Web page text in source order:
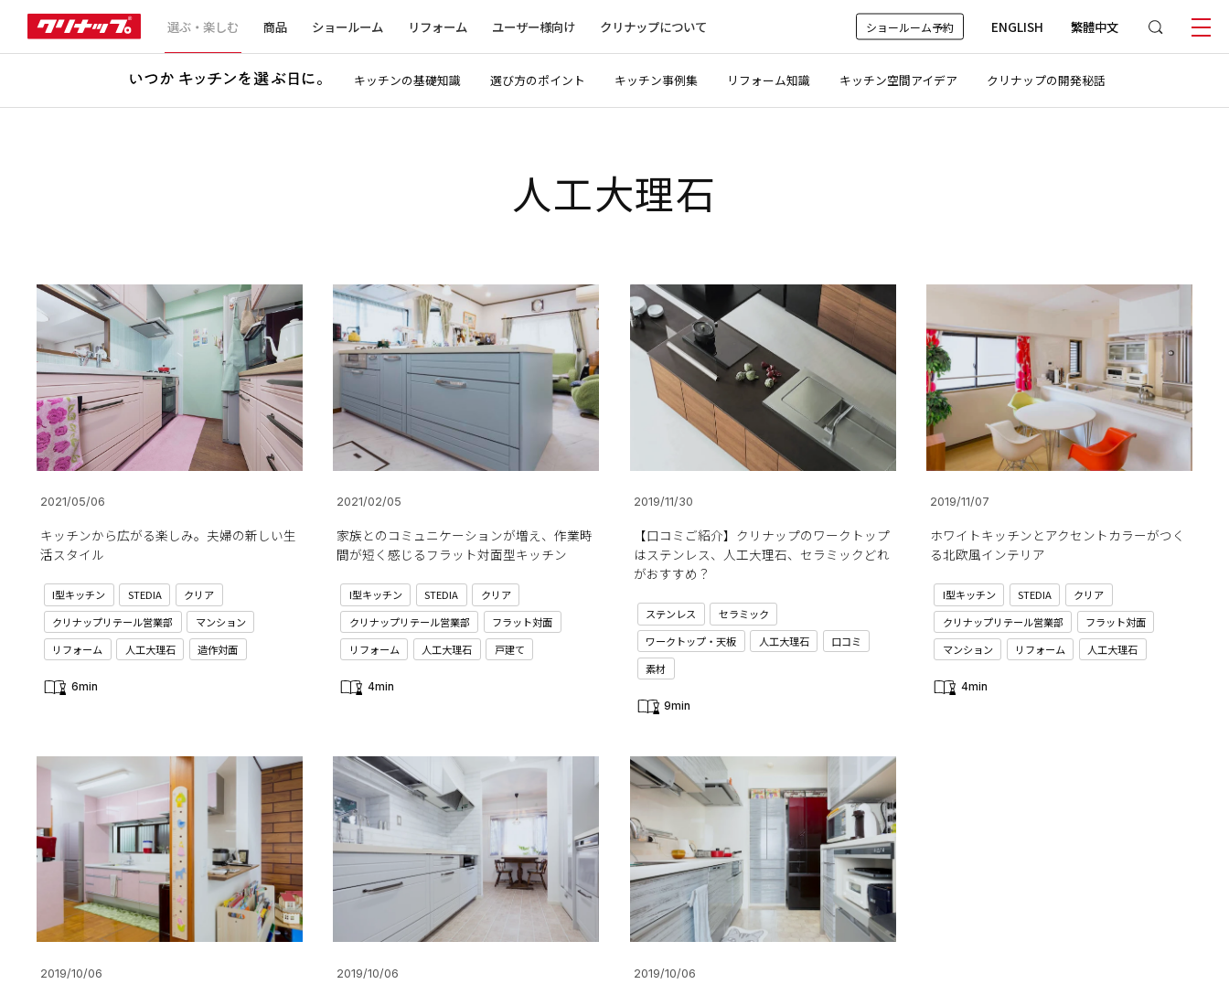
選ぶ・楽しむ 商品 ショールーム リフォーム ユーザー様向け クリナップについて ショールーム予約 ENGLISH 繁體中文
キッチンの基礎知識 選び方のポイント キッチン事例集 リフォーム知識 キッチン空間アイデア クリナップの開発秘話
人工大理石
2021/05/06
キッチンから広がる楽しみ。夫婦の新しい生
活スタイル
I型キッチン STEDIA
クリア
クリナップリテール営業部
マンション
リフォーム
人工大理石 造作対面
6min
2021/02/05
家族とのコミュニケーションが増え、作業時
間が短く感じるフラット対面型キッチン
I型キッチン STEDIA
クリア
クリナップリテール営業部
フラット対面
リフォーム
人工大理石 戸建て
4min
2019/11/30
【口コミご紹介】クリナップのワークトップ
はステンレス、人工大理石、セラミックどれ
がおすすめ？
ステンレス
セラミック
ワークトップ・天板
人工大理石
口コミ
素材
9min
2019/11/07
ホワイトキッチンとアクセントカラーがつく
る北欧風インテリア
I型キッチン STEDIA
クリア
クリナップリテール営業部
フラット対面
マンション
リフォーム 人工大理石
4min
2019/10/06 2019/10/06 2019/10/06